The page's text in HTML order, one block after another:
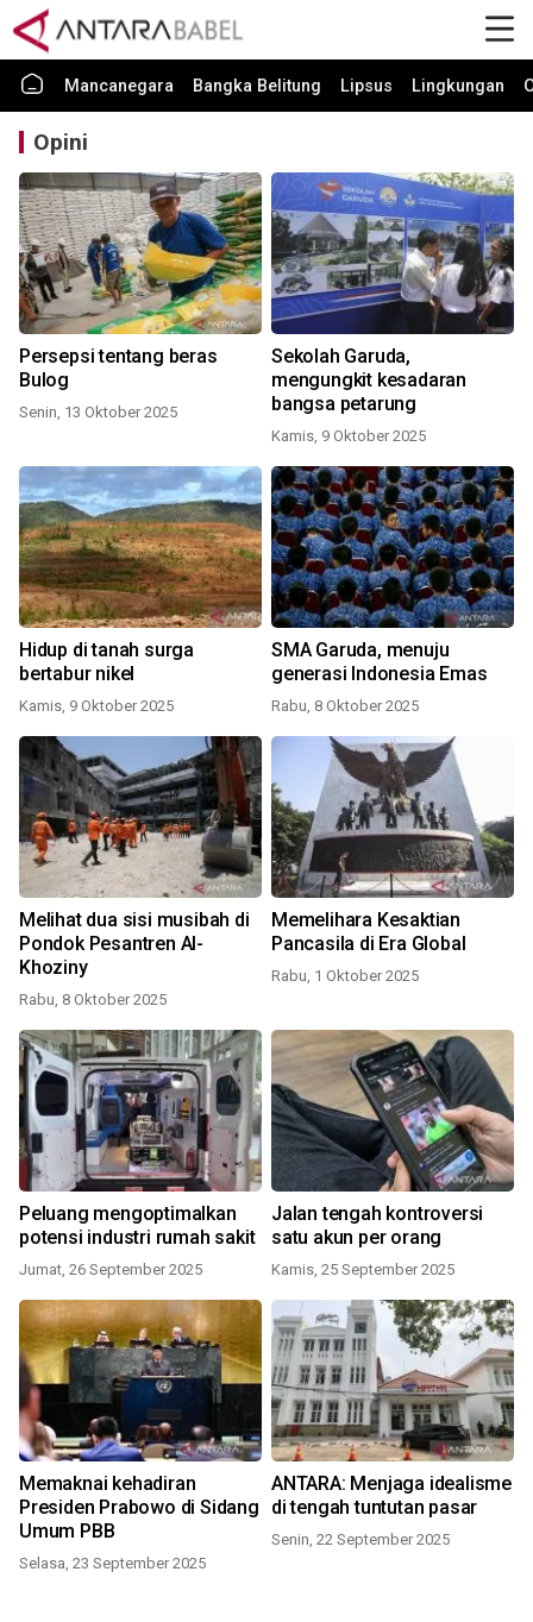
Mancanegara Bangka Belitung Lipsus Lingkungan
Opini
Persepsi tentang beras
Bulog
Senin, 13 Oktober 2025
Sekolah Garuda,
mengungkit kesadaran
bangsa petarung
Kamis, 9 Oktober 2025
Hidup di tanah surga
bertabur nikel
Kamis, 9 Oktober 2025
SMA Garuda, menuju
generasi Indonesia Emas
Rabu, 8 Oktober 2025
Melihat dua sisi musibah di
Pondok Pesantren Al-
Khoziny
Rabu, 8 Oktober 2025
Memelihara Kesaktian
Pancasila di Era Global
Rabu, 1 Oktober 2025
Peluang mengoptimalkan
potensi industri rumah sakit
Jumat, 26 September 2025
Jalan tengah kontroversi
satu akun per orang
Kamis, 25 September 2025
Memaknai kehadiran
Presiden Prabowo di Sidang
Umum PBB
Selasa, 23 September 2025
ANTARA: Menjaga idealisme
di tengah tuntutan pasar
Senin, 22 September 2025